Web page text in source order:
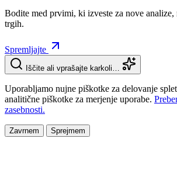
Bodite med prvimi, ki izveste za nove
trgih.
Spremljajte
Iščite ali vprašajte karkoli…
Uporabljamo nujne piškotke za delovanje
analitične piškotke za merjenje uporabe.
zasebnosti.
Zavrnem Sprejmem